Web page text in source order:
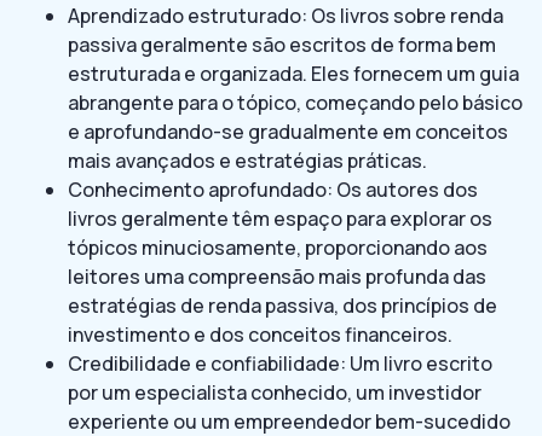
Aprendizado estruturado: Os livros sobre renda
passiva geralmente são escritos de forma bem
estruturada e organizada. Eles fornecem um guia
abrangente para o tópico, começando pelo básico
e aprofundando-se gradualmente em conceitos
mais avançados e estratégias práticas.
Conhecimento aprofundado: Os autores dos
livros geralmente têm espaço para explorar os
tópicos minuciosamente, proporcionando aos
leitores uma compreensão mais profunda das
estratégias de renda passiva, dos princípios de
investimento e dos conceitos financeiros.
Credibilidade e confiabilidade: Um livro escrito
por um especialista conhecido, um investidor
experiente ou um empreendedor bem-sucedido